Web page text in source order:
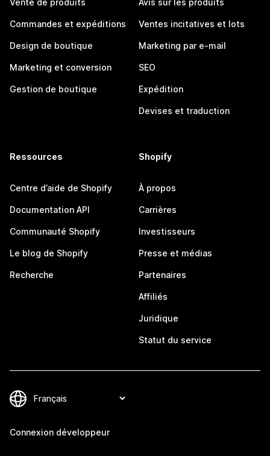
Vente de produits
Commandes et expéditions
Design de boutique
Marketing et conversion
Gestion de boutique
Avis sur les produits
Ventes incitatives et lots
Marketing par e-mail
SEO
Expédition
Devises et traduction
Ressources
Centre d’aide de Shopify
Documentation API
Communauté Shopify
Le blog de Shopify
Recherche
Shopify
À propos
Carrières
Investisseurs
Presse et médias
Partenaires
Affiliés
Juridique
Statut du service
Connexion développeur